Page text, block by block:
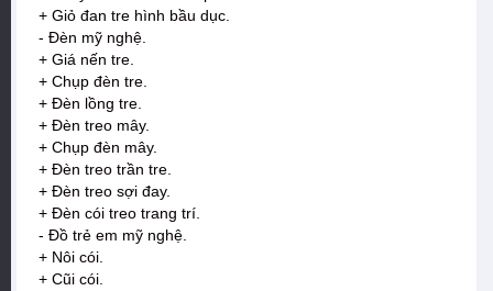
+ Giỏ đan tre hình bầu dục.
- Đèn mỹ nghệ.
+ Giá nến tre.
+ Chụp đèn tre.
+ Đèn lồng tre.
+ Đèn treo mây.
+ Chụp đèn mây.
+ Đèn treo trần tre.
+ Đèn treo sợi đay.
+ Đèn cói treo trang trí.
- Đồ trẻ em mỹ nghệ.
+ Nôi cói.
+ Cũi cói.